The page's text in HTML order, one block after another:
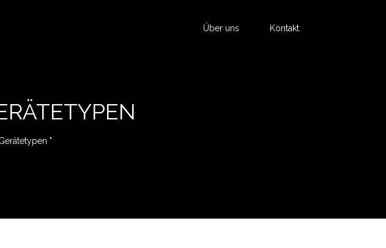
Über uns Kontakt
"